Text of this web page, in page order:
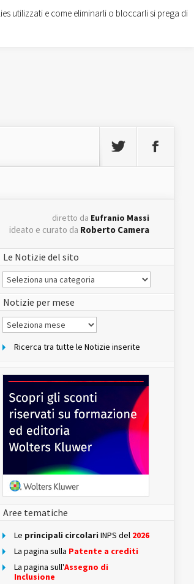
diretto da Eufranio Massi
ideato e curato da Roberto Camera
Le Notizie del sito
Le
Notizie
del
sito
Notizie per mese
Notizie
per
Ricerca tra tutte le Notizie inserite
Aree tematiche
Le principali circolari INPS del 2026
La pagina sulla Patente a crediti
La pagina sull'Assegno di
Inclusione
utilizzati e come eliminarli o bloccarli si prega di